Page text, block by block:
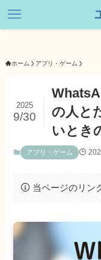
当
ホーム アプリ・ゲーム
の人と
いとき
2025
9/30
アプリ・ゲーム
当ページのリン